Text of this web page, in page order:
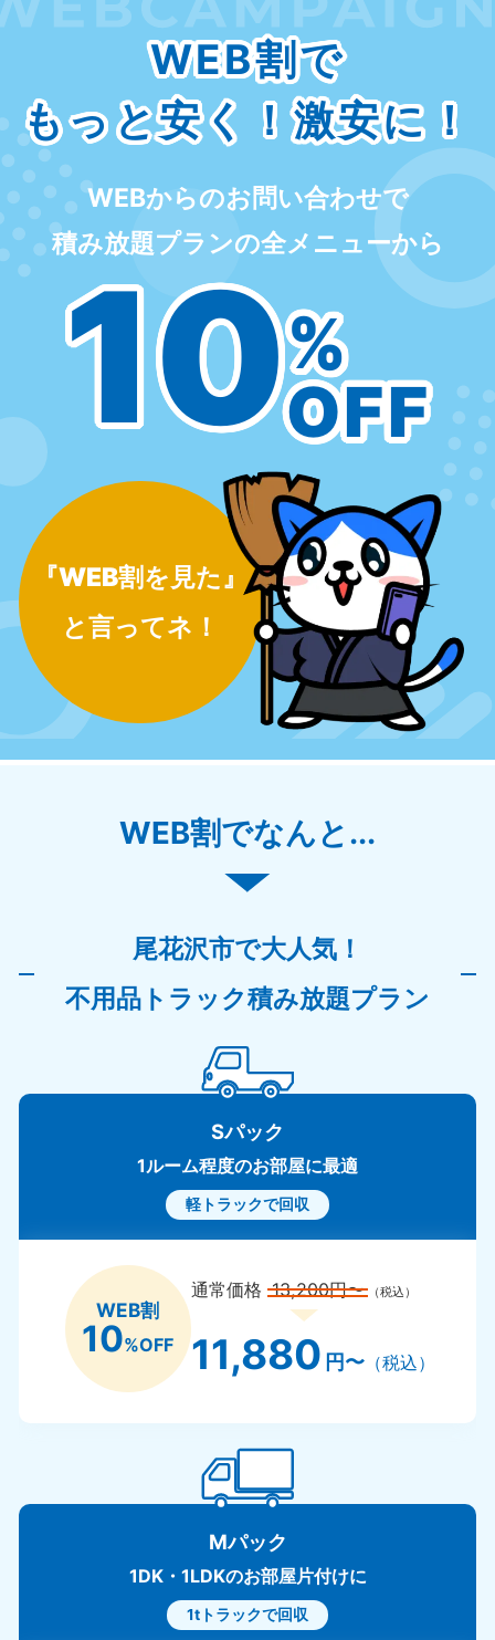
WEB割で
もっと安く！激安に！
WEBからのお問い合わせで
積み放題プランの全メニューから
10%
OFF
『WEB割を見た』
と言ってネ！
WEB割でなんと...
尾花沢市で大人気！
不用品トラック積み放題プラン
Sパック
1ルーム程度のお部屋に最適
軽トラックで回収
WEB割
10%OFF
通常価格13,200円〜 （税込）
11,880 円〜（税込）
Mパック
1DK・1LDKのお部屋片付けに
1tトラックで回収